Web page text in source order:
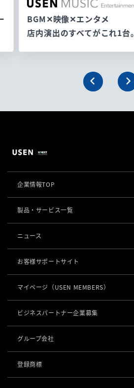
BGM✕映像✕エンタメ
店内演出のすべてがこれ1台。
企業情報TOP
会社概要・役員一覧
社長メッセージ
事業所一覧
店舗DX
サスティナビリティ
製品・サービス一覧
POSレジ 他
USENセルフレジ
USENレジTAB STORE
勤怠管理「USEN スタッフシフト」
オーダーシステム
USEN ハンディ
USEN Mobile Order
USEN Tablet Order
USEN Order & Pay
キャッシュレス決済
USEN PAY
USEN PAY
USEN PAY ENTRY
USEN PAY QR
ロボティクス
KettyBot Pro（配膳）
BellaBot Pro（配膳）
USEN SMART RESERVE
ヒトサラ
通信
導入事例
ニュース
お客様サポートサイト
マイページ （USEN MEMBERS）
ビジネスパートナー企業募集
グループ会社
USEN & U-NEXT GROUP
株式会社 U-NEXT HOLDINGS
登録商標